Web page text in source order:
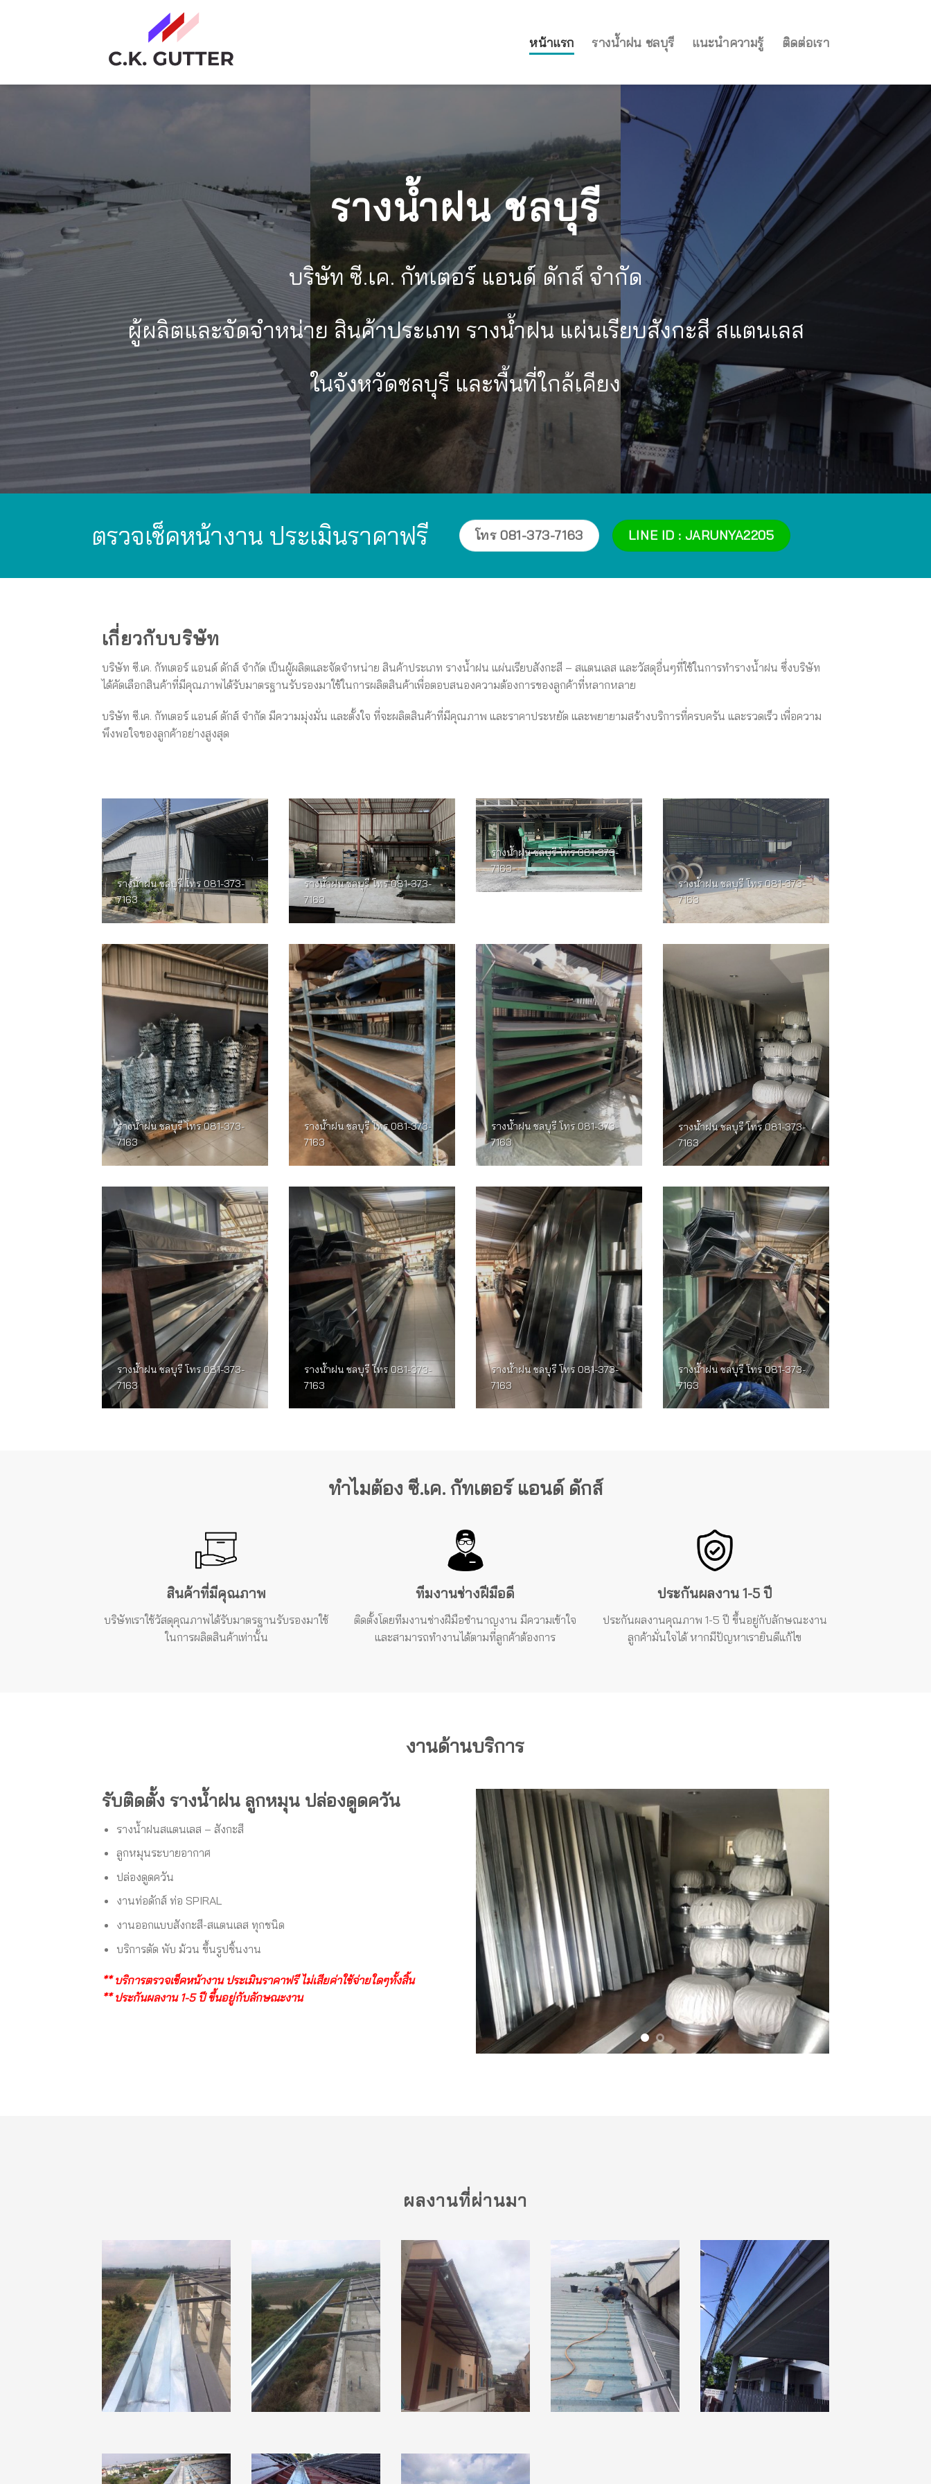
หน้าแรก รางน้ำฝน ชลบุรี แนะนำความรู้ ติดต่อเรา
รางน้ำฝน ชลบุรี
บริษัท ซี.เค. กัทเตอร์ แอนด์ ดักส์ จำกัด
ผู้ผลิตและจัดจำหน่าย สินค้าประเภท รางน้ำฝน แผ่นเรียบสังกะสี สแตนเลส
ในจังหวัดชลบุรี และพื้นที่ใกล้เคียง
ตรวจเช็คหน้างาน ประเมินราคาฟรี LINE ID : JARUNYA2205
โทร 081-373-7163
เกี่ยวกับบริษัท
บริษัท ซี.เค. กัทเตอร์ แอนด์ ดักส์ จำกัด เป็นผู้ผลิตและจัดจำหน่าย สินค้าประเภท รางน้ำฝน แผ่นเรียบสังกะสี – สแตนเลส และวัสดุอื่นๆที่ใช้ในการทำรางน้ำฝน ซึ่งบริษัท
ได้คัดเลือกสินค้าที่มีคุณภาพได้รับมาตรฐานรับรองมาใช้ในการผลิตสินค้าเพื่อตอบสนองความต้องการของลูกค้าที่หลากหลาย
บริษัท ซี.เค. กัทเตอร์ แอนด์ ดักส์ จำกัด มีความมุ่งมั่น และตั้งใจ ที่จะผลิตสินค้าที่มีคุณภาพ และราคาประหยัด และพยายามสร้างบริการที่ครบครัน และรวดเร็ว เพื่อความ
พึงพอใจของลูกค้าอย่างสูงสุด
รางน้ำฝน ชลบุรี โทร 081-373-
7163
รางน้ำฝน ชลบุรี โทร 081-373-
7163
รางน้ำฝน ชลบุรี โทร 081-373-
7163
รางน้ำฝน ชลบุรี โทร 081-373-
7163
รางน้ำฝน ชลบุรี โทร 081-373-
7163
รางน้ำฝน ชลบุรี โทร 081-373-
7163
รางน้ำฝน ชลบุรี โทร 081-373-
7163
รางน้ำฝน ชลบุรี โทร 081-373-
7163
รางน้ำฝน ชลบุรี โทร 081-373-
7163
รางน้ำฝน ชลบุรี โทร 081-373-
7163
รางน้ำฝน ชลบุรี โทร 081-373-
7163
รางน้ำฝน ชลบุรี โทร 081-373-
7163
ทำไมต้อง ซี.เค. กัทเตอร์ แอนด์ ดักส์
สินค้าที่มีคุณภาพ
บริษัทเราใช้วัสดุคุณภาพได้รับมาตรฐานรับรองมาใช้
ในการผลิตสินค้าเท่านั้น
ทีมงานช่างฝีมือดี
ติดตั้งโดยทีมงานช่างฝีมือชำนาญงาน มีความเข้าใจ
และสามารถทำงานได้ตามที่ลูกค้าต้องการ
ประกันผลงาน 1-5 ปี
ประกันผลงานคุณภาพ 1-5 ปี ขึ้นอยู่กับลักษณะงาน
ลูกค้ามั่นใจได้ หากมีปัญหาเรายินดีแก้ไข
งานด้านบริการ
รับติดตั้ง รางน้ำฝน ลูกหมุน ปล่องดูดควัน
รางน้ำฝนสแตนเลส – สังกะสี
ลูกหมุนระบายอากาศ
ปล่องดูดควัน
งานท่อดักส์ ท่อ SPIRAL
งานออกแบบสังกะสี-สแตนเลส ทุกชนิด
บริการตัด พับ ม้วน ขึ้นรูปชิ้นงาน
** บริการตรวจเช็คหน้างาน ประเมินราคาฟรี ไม่เสียค่าใช้จ่ายใดๆทั้งสิ้น
** ประกันผลงาน 1-5 ปี ขึ้นอยู่กับลักษณะงาน
ผลงานที่ผ่านมา